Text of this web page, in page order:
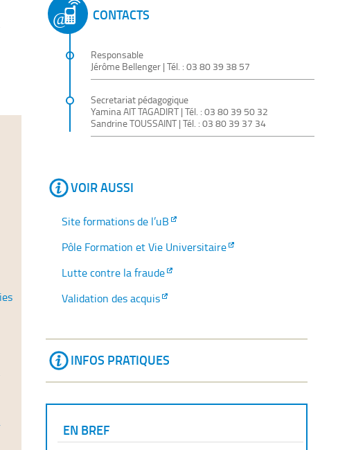
CONTACTS
Responsable
Jérôme Bellenger | Tél. : 03 80 39 38 57
Secretariat pédagogique
Yamina AIT TAGADIRT| Tél. : 03 80 39 50 32
Sandrine TOUSSAINT| Tél. : 03 80 39 37 34
VOIR AUSSI
Site formations de l’uB
Pôle Formation et Vie Universitaire
Lutte contre la fraude
Validation des acquis
INFOS PRATIQUES
EN BREF